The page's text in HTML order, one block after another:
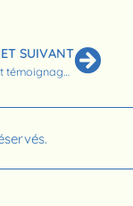
SUIVANT
Avis clients et témoignages : comment les utiliser pour booster votre activité ?